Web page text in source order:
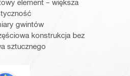
element – większa
gwintów
konstrukcja bez
sztucznego
Eurokod